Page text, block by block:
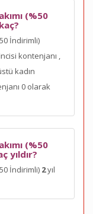
(%50
İndirimli)
kontenjanı ,
kadın
0 olarak
(%50
yıldır?
İndirimli) 2yıl